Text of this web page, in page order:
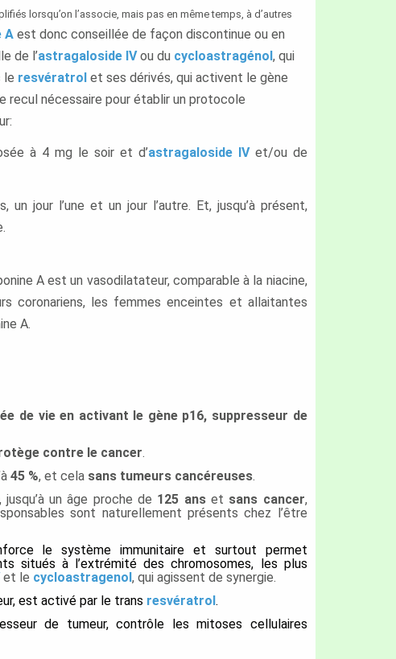
lorsqu’on l’associe, mais pas en même temps, à d’autres
Aest donc conseillée de façon discontinue ou en
de l’astragaloside IVou du cycloastragénol, qui
le resvératrolet ses dérivés, qui activent le gène
recul nécessaire pour établir un protocole
à 4 mg le soir et d’astragaloside IVet/ou de
jour l’une et un jour l’autre. Et, jusqu’à présent,
A est un vasodilatateur, comparable à la niacine,
coronariens, les femmes enceintes et allaitantes
A.
de vie en activant le gène p16, suppresseur de
contre le cancer.
45 %, et cela sans tumeurs cancéreuses.
un âge proche de 125 anset sans cancer,
sont naturellement présents chez l’être
le système immunitaire et surtout permet
situés à l’extrémité des chromosomes, les plus
et le cycloastragenol, qui agissent de synergie.
est activé par le trans resvératrol.
de tumeur, contrôle les mitoses cellulaires